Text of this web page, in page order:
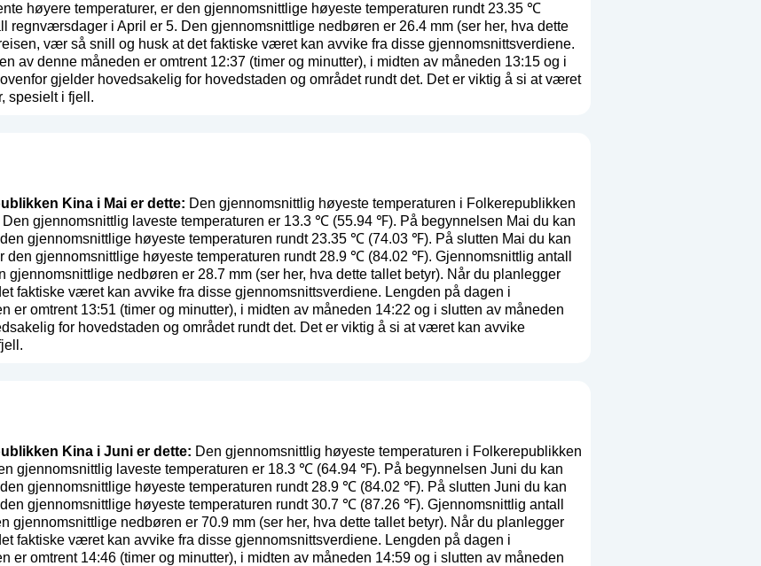
høyere temperaturer, er den gjennomsnittlige høyeste temperaturen rundt 23.35 ℃
regnværsdager i April er 5. Den gjennomsnittlige nedbøren er 26.4 mm (ser her, hva dette
vær så snill og husk at det faktiske været kan avvike fra disse gjennomsnittsverdiene.
av denne måneden er omtrent 12:37 (timer og minutter), i midten av måneden 13:15 og i
gjelder hovedsakelig for hovedstaden og området rundt det. Det er viktig å si at været
spesielt i fjell.
Kina i Mai er dette: Den gjennomsnittlig høyeste temperaturen i Folkerepublikken
gjennomsnittlig laveste temperaturen er 13.3 ℃ (55.94 ℉). På begynnelsen Mai du kan
gjennomsnittlige høyeste temperaturen rundt 23.35 ℃ (74.03 ℉). På slutten Mai du kan
den gjennomsnittlige høyeste temperaturen rundt 28.9 ℃ (84.02 ℉). Gjennomsnittlig antall
gjennomsnittlige nedbøren er 28.7 mm (ser her, hva dette tallet betyr). Når du planlegger
faktiske været kan avvike fra disse gjennomsnittsverdiene. Lengden på dagen i
er omtrent 13:51 (timer og minutter), i midten av måneden 14:22 og i slutten av måneden
for hovedstaden og området rundt det. Det er viktig å si at været kan avvike
Kina i Juni er dette: Den gjennomsnittlig høyeste temperaturen i Folkerepublikken
gjennomsnittlig laveste temperaturen er 18.3 ℃ (64.94 ℉). På begynnelsen Juni du kan
gjennomsnittlige høyeste temperaturen rundt 28.9 ℃ (84.02 ℉). På slutten Juni du kan
gjennomsnittlige høyeste temperaturen rundt 30.7 ℃ (87.26 ℉). Gjennomsnittlig antall
gjennomsnittlige nedbøren er 70.9 mm (ser her, hva dette tallet betyr). Når du planlegger
faktiske været kan avvike fra disse gjennomsnittsverdiene. Lengden på dagen i
er omtrent 14:46 (timer og minutter), i midten av måneden 14:59 og i slutten av måneden